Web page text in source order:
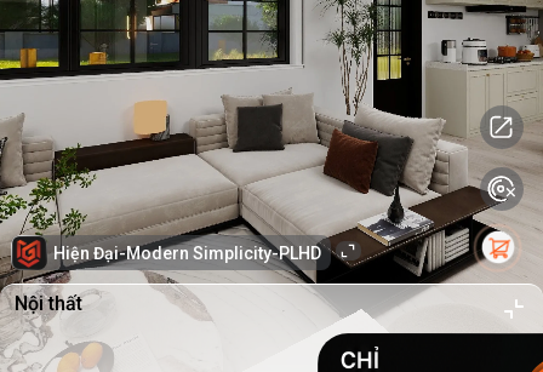
Hiện Đại-Modern Simplicity-PLHD
Nội thất